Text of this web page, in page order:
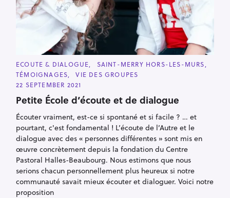
C
A
T
E
G
O
R
E
ECOUTE & DIALOGUE
SAINT-MERRY HORS-LES-MURS
TÉMOIGNAGES
VIE DES GROUPES
22 SEPTEMBER 2021
Petite École d’écoute et de dialogue
Écouter vraiment, est-ce si spontané et si facile ? … et
pourtant, c'est fondamental ! L’écoute de l’Autre et le
dialogue avec des « personnes différentes » sont mis en
œuvre concrètement depuis la fondation du Centre
Pastoral Halles-Beaubourg. Nous estimons que nous
serions chacun personnellement plus heureux si notre
communauté savait mieux écouter et dialoguer. Voici notre
proposition
a
r
o
r
: